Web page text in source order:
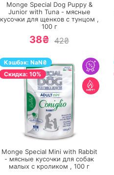
Monge Special Dog Puppy &
Junior with Tuna - мясные
кусочки для щенков с тунцом ,
100г
38₴ 42₴
Кэшбэк: NaN₴
Cкидка: 10%
ПЕРЕЙТИ
Monge Special Mini with Rabbit
- мясные кусочки для собак
малых с кроликом , 100 г